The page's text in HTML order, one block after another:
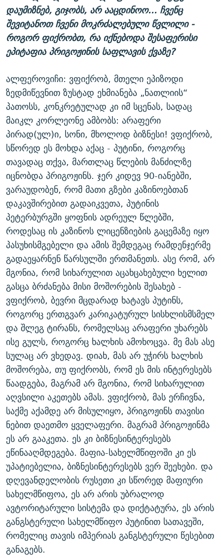
დაუმიზნებ, გიჯობს, არ ააცდინოო... ჩვენც
შევიტანოთ ჩვენი მოკრძალებული წვლილი -
როგორ ფიქრობთ, რა იქნებოდა შესაფერისი
ეპიტაფია პრიგოჟინის საფლავის ქვაზე?
ალფეროვიჩი: ვფიქრობ, მთელი ეპიზოდი
ზედმიწევნით ზუსტად ეხმიანება „ნათლიის“
პათოსს, კონკრეტულად კი იმ სცენას, სადაც
მაიკლ კორლეონე ამბობს: არაფერი
პირად(ულ)ი, სონი, მხოლოდ ბიზნესი! ვფიქრობ,
სწორედ ეს მოხდა აქაც - პუტინი, როგორც
თავადაც თქვა, მართლაც წლების მანძილზე
იცნობდა პრიგოჟინს. ჯერ კიდევ 90-იანებში,
ვარაუდობენ, რომ მათი გზები კაზინოებთან
დაკავშირებით გადაიკვეთა, პუტინის
პეტერბურგში ყოფნის ადრეულ წლებში,
როდესაც ის კაზინოს ლიცენზიების გაცემაზე იყო
პასუხისმგებელი და ამის შემდეგაც რამდენჯერმე
გადაეყარნენ წარსულში ერთმანეთს. ასე რომ, არ
მგონია, რომ სიხარულით აცახცახებული ხელით
გასცა ბრძანება მისი მოშორების შესახებ -
ვფიქრობ, ბევრი მცდარად ხატავს პუტინს,
როგორც ერთგვარ კარიკატურულ სისხლისმსმელ
და შლეგ ტირანს, რომელსაც არაფერი უხარებს
ისე გულს, როგორც ხალხის ამოხოცვა. მე მას ასე
სულაც არ ვხედავ. დიახ, მას არ უჭირს ხალხის
მოშორება, თუ ფიქრობს, რომ ეს მის ინტერესებს
წაადგება, მაგრამ არ მგონია, რომ სიხარულით
აღვსილი აკეთებს ამას. ვფიქრობ, მას ერჩივნა,
საქმე აქამდე არ მისულიყო, პრიგოჟინს თავისი
ნებით დაეთმო ყველაფერი. მაგრამ პრიგოჟინმა
ეს არ გააკეთა. ეს კი ბიზნესინტერესებს
ეწინააღმდეგება. მაფია-სახელმწიფოში კი ეს
უპატიებელია, ბიზნესინტერესებს ვერ შეეხები. და
დღევანდელობის რუსეთი კი სწორედ მაფიური
სახელმწიფოა, ეს არ არის უბრალოდ
ავტორიტარული სისტემა და დიქტატურა, ეს არის
განგსტერული სახელმწიფო პუტინით სათავეში,
რომელიც თავის იმპერიას განგსტერული წესებით
განაგებს.